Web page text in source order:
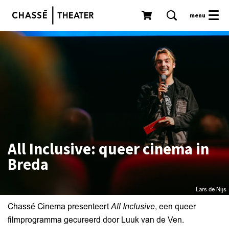
menu
Lars de Nijs
All Inclusive: queer cinema in
Breda
Chassé Cinema presenteertAll Inclusive, een queer
filmprogramma gecureerd door Luuk van de Ven.